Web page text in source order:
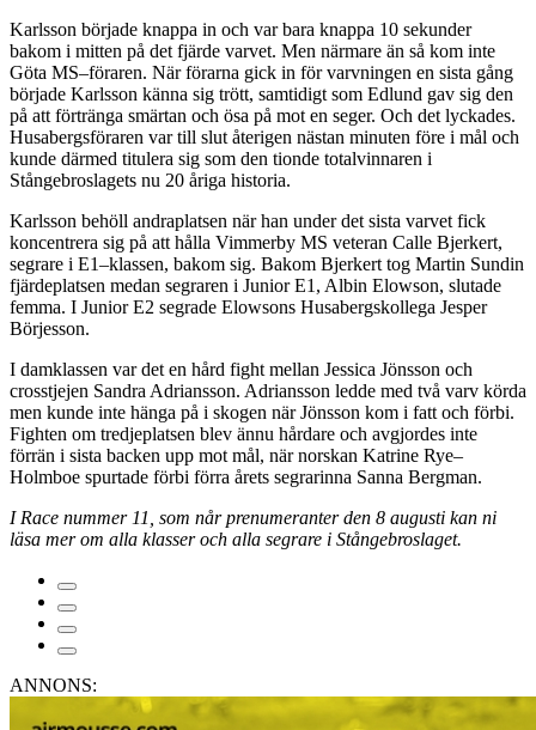
Karlsson började knappa in och var bara knappa 10 sekunder
bakom i mitten på det fjärde varvet. Men närmare än så kom inte
Göta MS–föraren. När förarna gick in för varvningen en sista gång
började Karlsson känna sig trött, samtidigt som Edlund gav sig den
på att förtränga smärtan och ösa på mot en seger. Och det lyckades.
Husabergsföraren var till slut återigen nästan minuten före i mål och
kunde därmed titulera sig som den tionde totalvinnaren i
Stångebroslagets nu 20 åriga historia.
Karlsson behöll andraplatsen när han under det sista varvet fick
koncentrera sig på att hålla Vimmerby MS veteran Calle Bjerkert,
segrare i E1–klassen, bakom sig. Bakom Bjerkert tog Martin Sundin
fjärdeplatsen medan segraren i Junior E1, Albin Elowson, slutade
femma. I Junior E2 segrade Elowsons Husabergskollega Jesper
Börjesson.
I damklassen var det en hård fight mellan Jessica Jönsson och
crosstjejen Sandra Adriansson. Adriansson ledde med två varv körda
men kunde inte hänga på i skogen när Jönsson kom i fatt och förbi.
Fighten om tredjeplatsen blev ännu hårdare och avgjordes inte
förrän i sista backen upp mot mål, när norskan Katrine Rye–
Holmboe spurtade förbi förra årets segrarinna Sanna Bergman.
I Race nummer 11, som når prenumeranter den 8 augusti kan ni
läsa mer om alla klasser och alla segrare i Stångebroslaget.
ANNONS: